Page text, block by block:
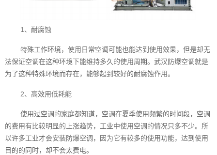
1、耐腐蚀
特殊工作环境，使用日常空调可能也能达到使用效果，但是却无
法保证空调在这种环境下能维持多久的使用周期。武汉防爆空调就是
为了这种特殊环境而存在，能够起到较好的耐腐蚀作用。
2、高效用低耗能
使用过空调的家庭都知道，空调在夏季使用频繁的时间段，空调
的费用有比较明显的上涨趋势，工业中使用空调的情况只多不少。所
以许多工业才会安装防爆空调，因为它有较多的使用功能，达到使用
目的的同时，却不会太费电。